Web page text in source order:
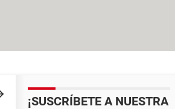
¡SUSCRÍBETE A NUESTRA